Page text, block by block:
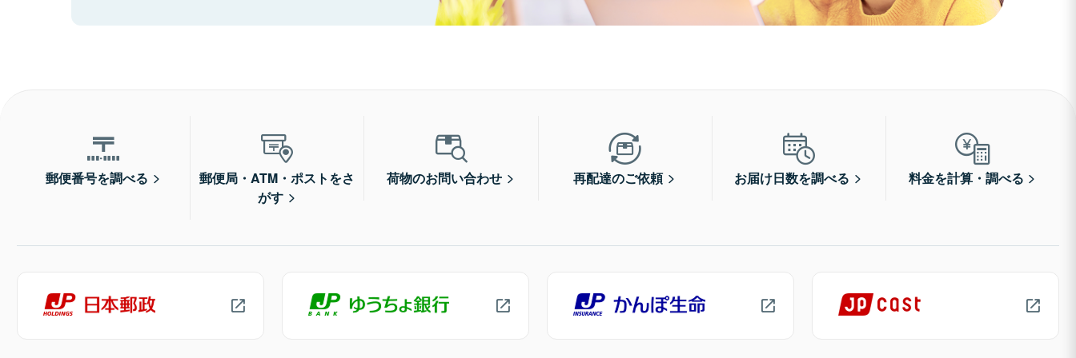
郵便番号を調べる
郵便局・ATM・ポストをさ
がす
荷物のお問い合わせ 再配達のご依頼 お届け日数を調べる 料金を計算・調べる